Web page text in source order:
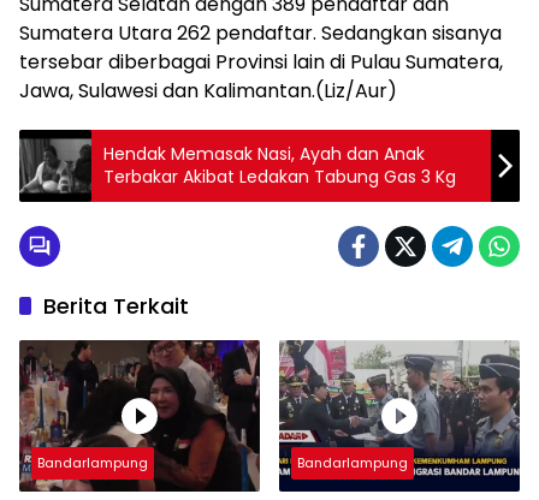
Sumatera Utara 262 pendaftar. Sedangkan sisanya
tersebar diberbagai Provinsi lain di Pulau Sumatera,
Jawa, Sulawesi dan Kalimantan.(Liz/Aur)
Hendak Memasak Nasi, Ayah dan Anak
Terbakar Akibat Ledakan Tabung Gas 3 Kg
Berita Terkait
Bandarlampung Bandarlampung